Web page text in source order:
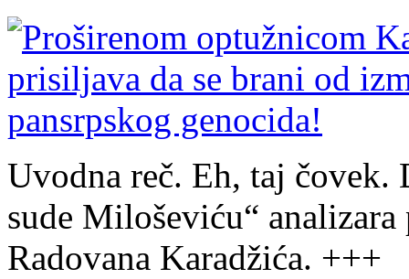
Uvodna reč. Eh, taj
sude Miloševiću“
Radovana Karadžića. +++